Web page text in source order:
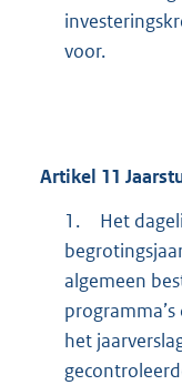
voor.
Artikel 11
1.
Het
algemeen
het